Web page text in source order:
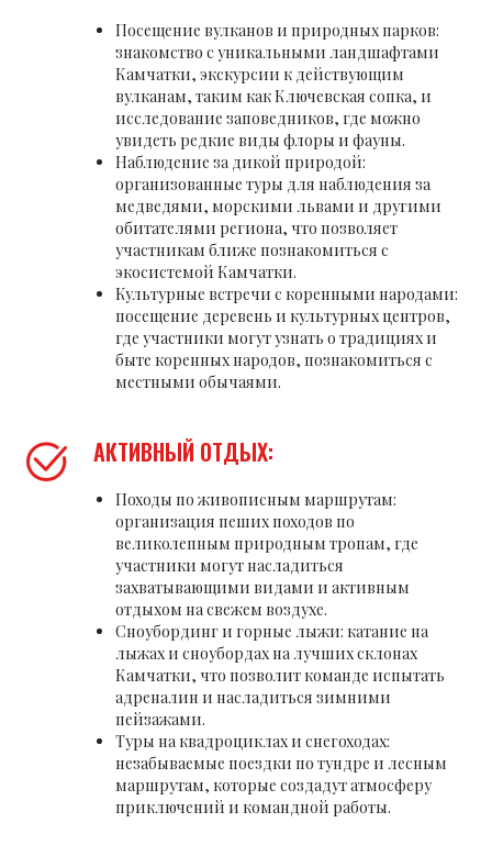
Посещение вулканов и природных парков:
знакомство с уникальными ландшафтами
Камчатки, экскурсии к действующим
вулканам, таким как Ключевская сопка, и
исследование заповедников, где можно
увидеть редкие виды флоры и фауны.
Наблюдение за дикой природой:
организованные туры для наблюдения за
медведями, морскими львами и другими
обитателями региона, что позволяет
участникам ближе познакомиться с
экосистемой Камчатки.
Культурные встречи с коренными народами:
посещение деревень и культурных центров,
где участники могут узнать о традициях и
быте коренных народов, познакомиться с
местными обычаями.
АКТИВНЫЙ ОТДЫХ:
Походы по живописным маршрутам:
организация пеших походов по
великолепным природным тропам, где
участники могут насладиться
захватывающими видами и активным
отдыхом на свежем воздухе.
Сноубординг и горные лыжи: катание на
лыжах и сноубордах на лучших склонах
Камчатки, что позволит команде испытать
адреналин и насладиться зимними
пейзажами.
Туры на квадроциклах и снегоходах:
незабываемые поездки по тундре и лесным
маршрутам, которые создадут атмосферу
приключений и командной работы.